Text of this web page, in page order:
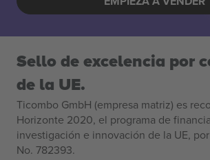
Sello de excelencia por
de la UE.
Ticombo GmbH (empresa matriz) es
Horizonte 2020, el programa de
investigación e innovación de la UE,
No. 782393.